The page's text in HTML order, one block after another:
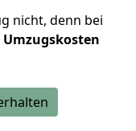
nicht, denn bei
Umzugskosten